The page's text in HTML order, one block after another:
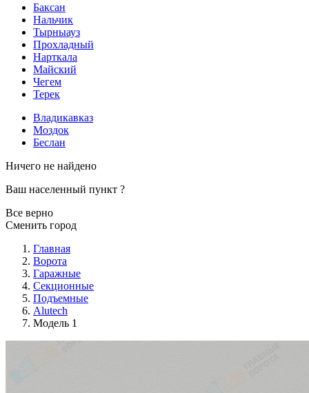
Баксан
Нальчик
Тырныауз
Прохладный
Нарткала
Майский
Чегем
Терек
Владикавказ
Моздок
Беслан
Ничего не найдено
Ваш населенный пункт ?
Все верно
Сменить город
Главная
Ворота
Гаражные
Секционные
Подъемные
Alutech
Модель 1